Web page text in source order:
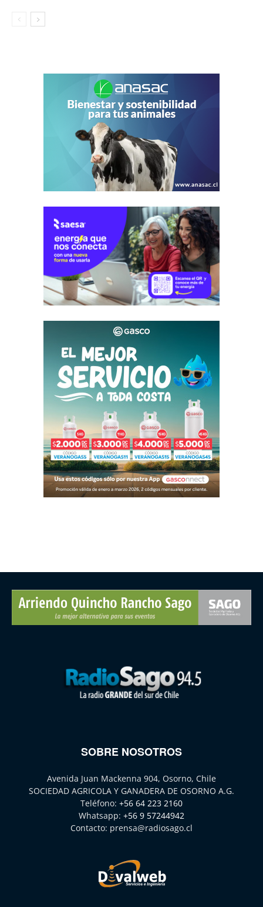
SOBRE NOSOTROS
Avenida Juan Mackenna 904, Osorno, Chile
SOCIEDAD AGRICOLA Y GANADERA DE OSORNO A.G.
Teléfono: +56 64 223 2160
Whatsapp: +56 9 57244942
Contacto: prensa@radiosago.cl